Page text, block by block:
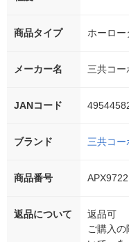
商品タイプ ホーロー
メーカー名 三共コー
JANコード
ブランド 三共コー
商品番号 APX9722
返品について
返品可
ご購入